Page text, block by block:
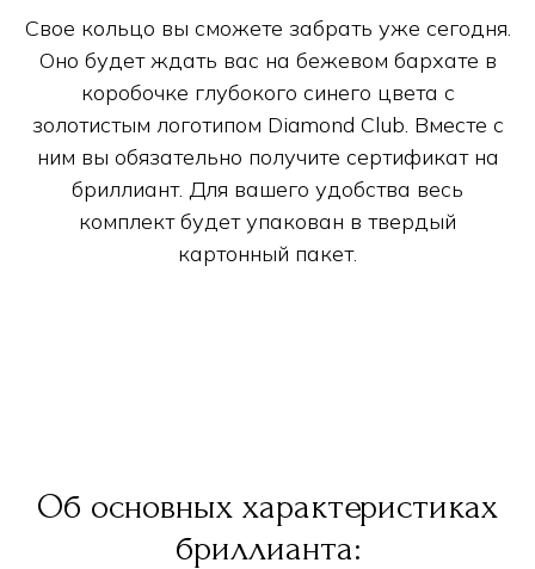
Свое кольцо вы сможете забрать уже сегодня.
Оно будет ждать вас на бежевом бархате в
коробочке глубокого синего цвета с
золотистым логотипом Diamond Club. Вместе с
ним вы обязательно получите сертификат на
бриллиант. Для вашего удобства весь
комплект будет упакован в твердый
картонный пакет.
Об основных характеристиках
бриллианта: